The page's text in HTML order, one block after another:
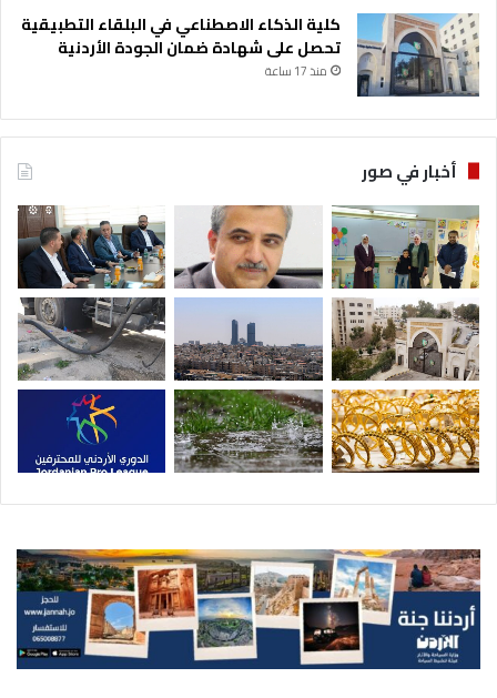
ة
كلية الذكاء الاصطناعي في البلقاء التطبيقية
تحصل على شهادة ضمان الجودة الأردنية
منذ 17 ساعة
أخبار في صور